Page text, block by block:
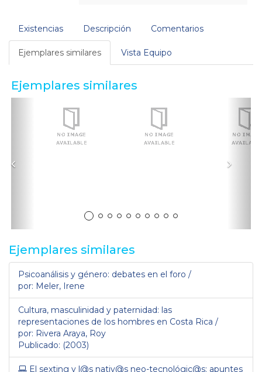
Existencias Descripción Comentarios
Ejemplares similares Vista Equipo
Ejemplares similares
Anterior
Ejemplares similares
Psicoanálisis y género: debates en el foro /
por: Meler, Irene
Cultura, masculinidad y paternidad: las
representaciones de los hombres en Costa Rica /
por: Rivera Araya, Roy
Publicado: (2003)
El sexting y l@s nativ@s neo-tecnológic@s: apuntes